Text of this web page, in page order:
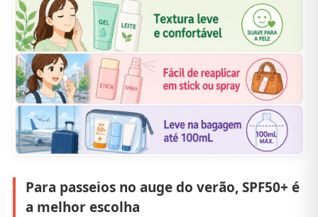
Para passeios no auge do verão, SPF50+ é
a melhor escolha